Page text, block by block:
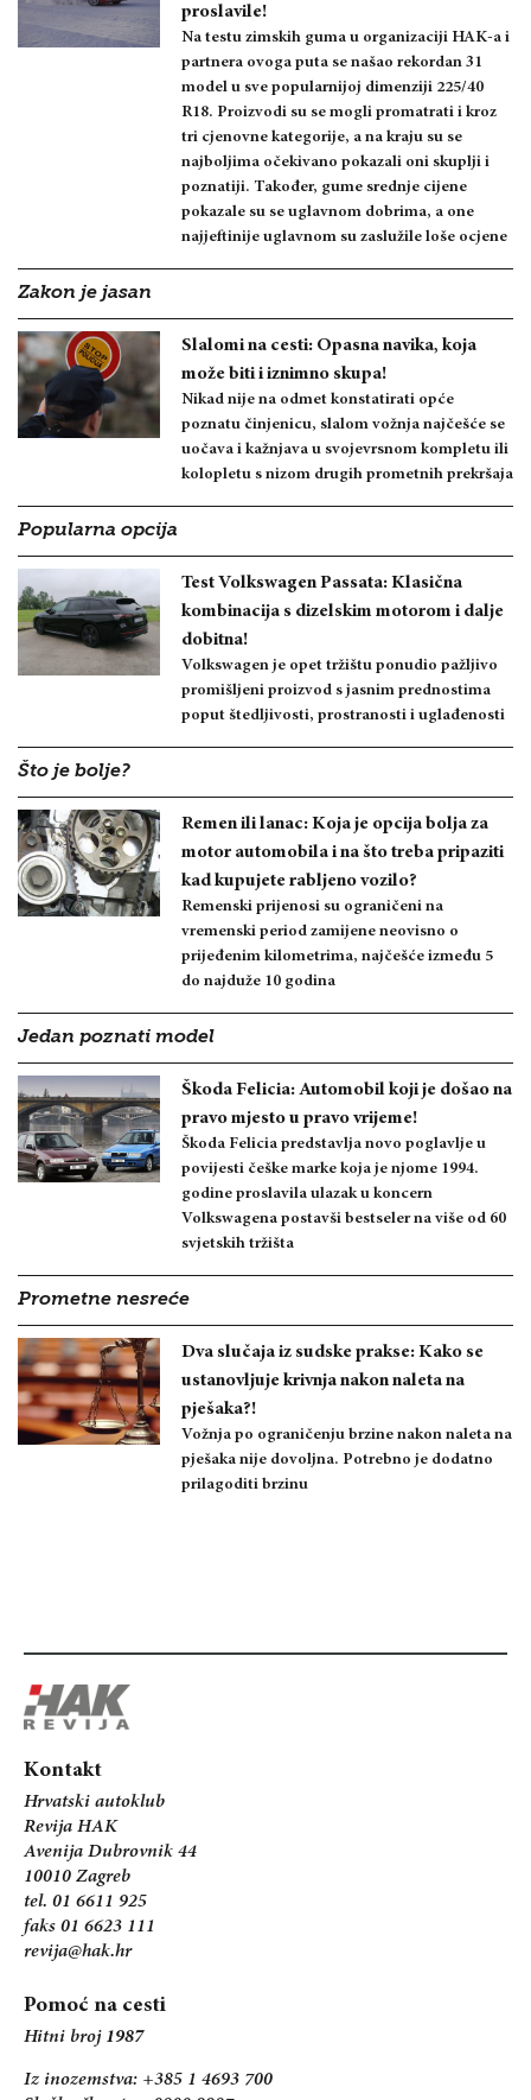
proslavile!
Na testu zimskih guma u organizaciji HAK-a i
partnera ovoga puta se našao rekordan 31
model u sve popularnijoj dimenziji 225/40
R18. Proizvodi su se mogli promatrati i kroz
tri cjenovne kategorije, a na kraju su se
najboljima očekivano pokazali oni skuplji i
poznatiji. Također, gume srednje cijene
pokazale su se uglavnom dobrima, a one
najjeftinije uglavnom su zaslužile loše ocjene
Zakon je jasan
Slalomi na cesti: Opasna navika, koja
može biti i iznimno skupa!
Nikad nije na odmet konstatirati opće
poznatu činjenicu, slalom vožnja najčešće se
uočava i kažnjava u svojevrsnom kompletu ili
kolopletu s nizom drugih prometnih prekršaja
Popularna opcija
Test Volkswagen Passata: Klasična
kombinacija s dizelskim motorom i dalje
dobitna!
Volkswagen je opet tržištu ponudio pažljivo
promišljeni proizvod s jasnim prednostima
poput štedljivosti, prostranosti i uglađenosti
Što je bolje?
Remen ili lanac: Koja je opcija bolja za
motor automobila i na što treba pripaziti
kad kupujete rabljeno vozilo?
Remenski prijenosi su ograničeni na
vremenski period zamijene neovisno o
prijeđenim kilometrima, najčešće između 5
do najduže 10 godina
Jedan poznati model
Škoda Felicia: Automobil koji je došao na
pravo mjesto u pravo vrijeme!
Škoda Felicia predstavlja novo poglavlje u
povijesti češke marke koja je njome 1994.
godine proslavila ulazak u koncern
Volkswagena postavši bestseler na više od 60
svjetskih tržišta
Prometne nesreće
Dva slučaja iz sudske prakse: Kako se
ustanovljuje krivnja nakon naleta na
pješaka?!
Vožnja po ograničenju brzine nakon naleta na
pješaka nije dovoljna. Potrebno je dodatno
prilagoditi brzinu
Kontakt
Hrvatski autoklub
Revija HAK
Avenija Dubrovnik 44
10010 Zagreb
tel. 01 6611 925
faks 01 6623 111
revija@hak.hr
Pomoć na cesti
Hitni broj 1987
Iz inozemstva: +385 1 4693 700